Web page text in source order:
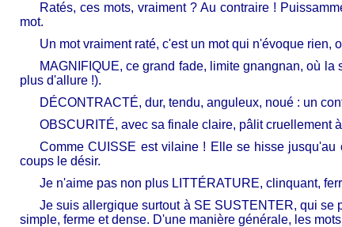
Ratés, ces mots, vraiment ? Au contraire !
mot.
Un mot vraiment raté, c'est un mot qui n'évoque rien,
MAGNIFIQUE, ce grand fade, limite gnangnan, où
plus d'allure !).
DÉCONTRACTÉ, dur, tendu, anguleux, noué : un
OBSCURITÉ, avec sa finale claire, pâlit cruellement
Comme CUISSE est vilaine ! Elle se hisse
coups le désir.
Je n'aime pas non plus LITTÉRATURE, clinquant,
Je suis allergique surtout à SE SUSTENTER, qui se
simple, ferme et dense. D'une manière générale, les